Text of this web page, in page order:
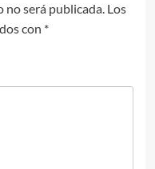
no será publicada. Los
con *